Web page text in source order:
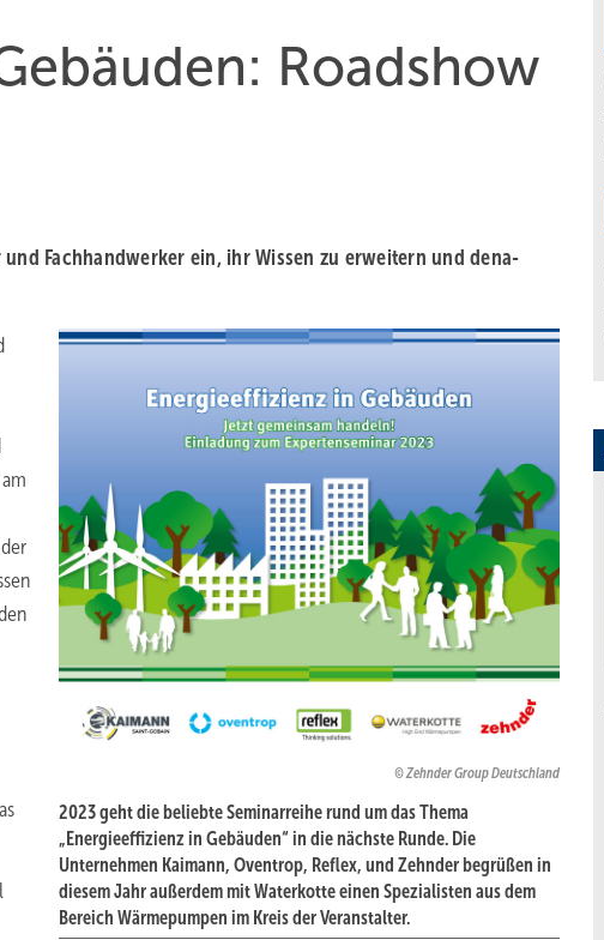
Roadshow
Fachhandwerker ein, ihr Wissen zu erweitern und dena-
Zehnder Group Deutschland
2023 geht die beliebte Seminarreihe rund um das Thema
„Energieeffizienz in Gebäuden“ in die nächste Runde. Die
Unternehmen Kaimann, Oventrop, Reflex, und Zehnder begrüßen in
diesem Jahr außerdem mit Waterkotte einen Spezialisten aus dem
Bereich Wärmepumpen im Kreis der Veranstalter.